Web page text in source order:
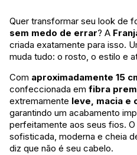
Quer transformar seu look de
sem medo de errar? A
criada exatamente para isso.
muda tudo: o rosto, o estilo e
Com aproximadamente 15
confeccionada em fibra
extremamente leve, macia e
garantindo um acabamento
perfeitamente aos seus fios.
sofisticada, moderna e cheia
diz que não é seu cabelo.